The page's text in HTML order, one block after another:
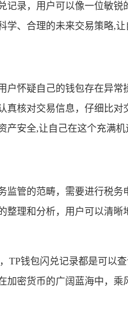
记录，用户可以像一位敏
、合理的未来交易策略,让
户怀疑自己的钱包存在异
真核对交易信息，仔细比
安全,让自己在这个充满机
监管的范畴，需要进行税
理和分析，用户可以清
TP钱包闪兑记录都是可以
密货币的广阔蓝海中，乘